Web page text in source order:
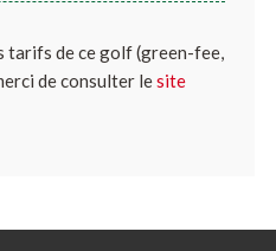
tarifs de ce golf (green-fee,
de consulter lesite